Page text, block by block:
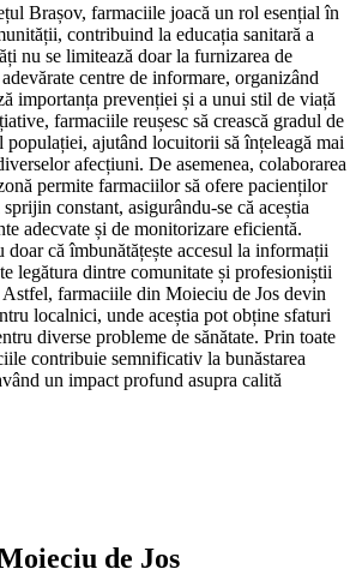
Brașov, farmaciile joacă un rol esențial în
contribuind la educația sanitară a
nu se limitează doar la furnizarea de
centre de informare, organizând
importanța prevenției și a unui stil de viață
farmaciile reușesc să crească gradul de
populației, ajutând locuitorii să înțeleagă mai
afecțiuni. De asemenea, colaborarea
permite farmaciilor să ofere pacienților
constant, asigurându-se că aceștia
adecvate și de monitorizare eficientă.
doar că îmbunătățește accesul la informații
legătura dintre comunitate și profesioniștii
farmaciile din Moieciu de Jos devin
localnici, unde aceștia pot obține sfaturi
diverse probleme de sănătate. Prin toate
contribuie semnificativ la bunăstarea
un impact profund asupra calită
de Jos